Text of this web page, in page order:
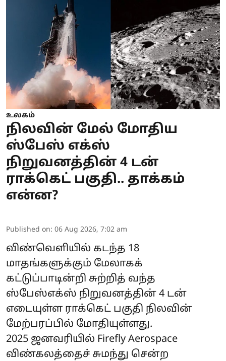
உலகம்
நிலவின் மேல் மோதிய
ஸ்பேஸ் எக்ஸ்
நிறுவனத்தின் 4 டன்
ராக்கெட் பகுதி.. தாக்கம்
என்ன?
Published on: 06 Aug 2026, 7:02 am
விண்வெளியில் கடந்த 18
மாதங்களுக்கும் மேலாகக்
கட்டுப்பாடின்றி சுற்றித் வந்த
ஸ்பேஸ்எக்ஸ் நிறுவனத்தின் 4 டன்
எடையுள்ள ராக்கெட் பகுதி நிலவின்
மேற்பரப்பில் மோதியுள்ளது.
2025 ஜனவரியில் Firefly Aerospace
விண்கலத்தைச் சுமந்து சென்ற